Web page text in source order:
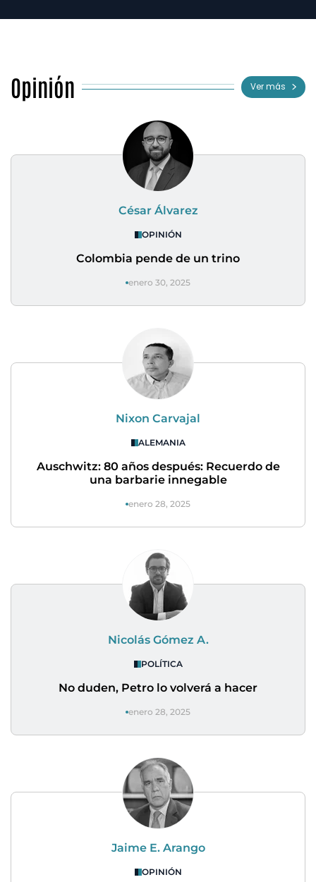
Opinión Ver más
César Álvarez
OPINIÓN
Colombia pende de un trino
enero 30, 2025
Nixon Carvajal
ALEMANIA
Auschwitz: 80 años después: Recuerdo de
una barbarie innegable
enero 28, 2025
Nicolás Gómez A.
POLÍTICA
No duden, Petro lo volverá a hacer
enero 28, 2025
Jaime E. Arango
OPINIÓN